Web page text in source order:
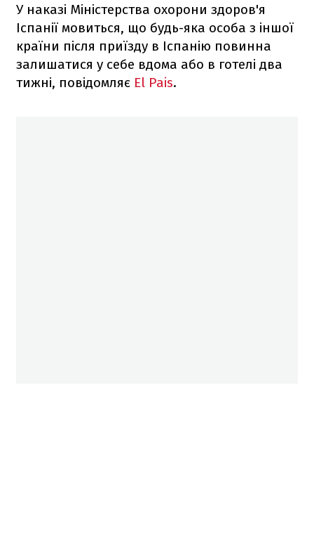
У наказі Міністерства охорони здоров'я
Іспанії мовиться, що будь-яка особа з іншої
країни після приїзду в Іспанію повинна
залишатися у себе вдома або в готелі два
тижні, повідомляє El Pais.